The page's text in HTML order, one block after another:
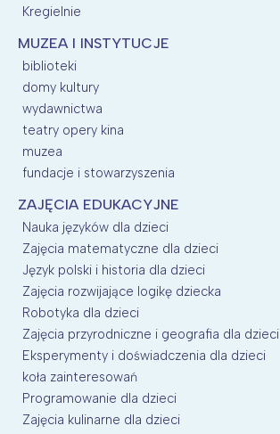
Kregielnie
MUZEA I INSTYTUCJE
biblioteki
domy kultury
wydawnictwa
teatry opery kina
muzea
fundacje i stowarzyszenia
ZAJĘCIA EDUKACYJNE
Nauka języków dla dzieci
Zajęcia matematyczne dla dzieci
Język polski i historia dla dzieci
Zajęcia rozwijające logikę dziecka
Robotyka dla dzieci
Zajęcia przyrodniczne i geografia dla dzieci
Eksperymenty i doświadczenia dla dzieci
koła zainteresowań
Programowanie dla dzieci
Zajęcia kulinarne dla dzieci